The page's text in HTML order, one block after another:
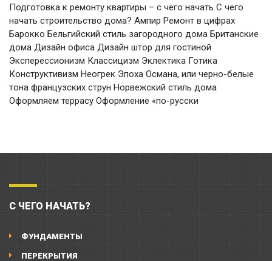
Подготовка к ремонту квартиры – с чего начать С чего
начать строительство дома? Ампир Ремонт в цифрах
Барокко Бельгийский стиль загородного дома Британские
дома Дизайн офиса Дизайн штор для гостиной
Эксперессионизм Классицизм Эклектика Готика
Конструктивизм Неогрек Эпоха Османа, или черно-белые
тона французских струн Норвежский стиль дома
Оформляем террасу Оформление «по-русски
С ЧЕГО НАЧАТЬ?
ФУНДАМЕНТЫ
ПЕРЕКРЫТИЯ